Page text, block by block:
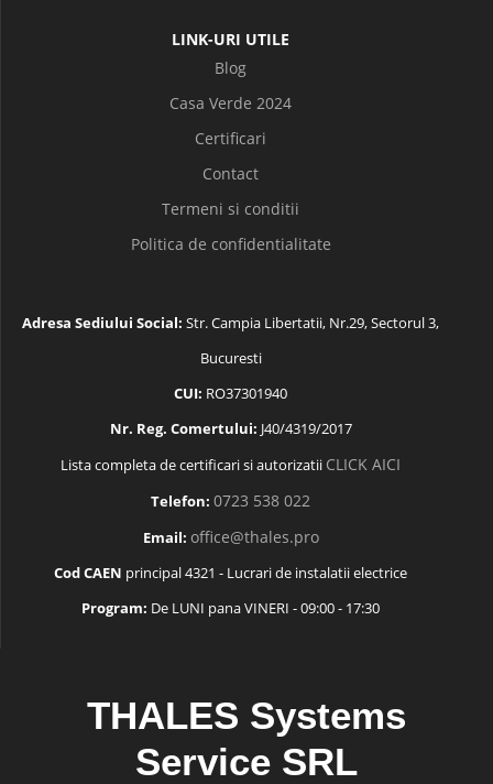
LINK-URI UTILE
Blog
Casa Verde 2024
Certificari
Contact
Termeni si conditii
Politica de confidentialitate
Adresa Sediului Social: Str. Campia Libertatii, Nr.29, Sectorul 3,
Bucuresti
CUI: RO37301940
Nr. Reg. Comertului: J40/4319/2017
Lista completa de certificari si autorizatii CLICK AICI
Telefon: 0723 538 022
Email: office@thales.pro
Cod CAEN principal 4321 - Lucrari de instalatii electrice
Program: De LUNI pana VINERI - 09:00 - 17:30
THALES Systems
Service SRL